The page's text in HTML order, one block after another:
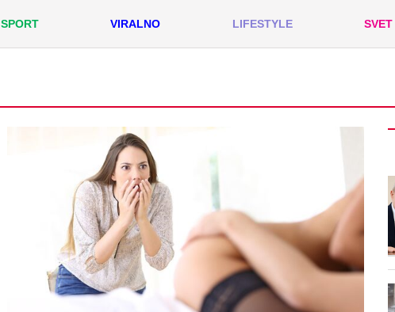
SPORT VIRALNO LIFESTYLE SVET